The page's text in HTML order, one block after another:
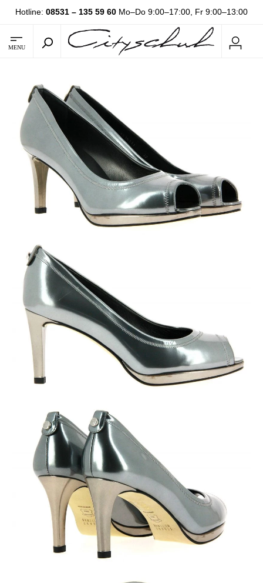
Hotline: 08531 – 135 59 60 Mo–Do 9:00–17:00, Fr 9:00–13:00
MENU